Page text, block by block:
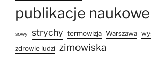
publikacje naukowe
sowy strychy termowizja Warszawa
zdrowie ludzi zimowiska